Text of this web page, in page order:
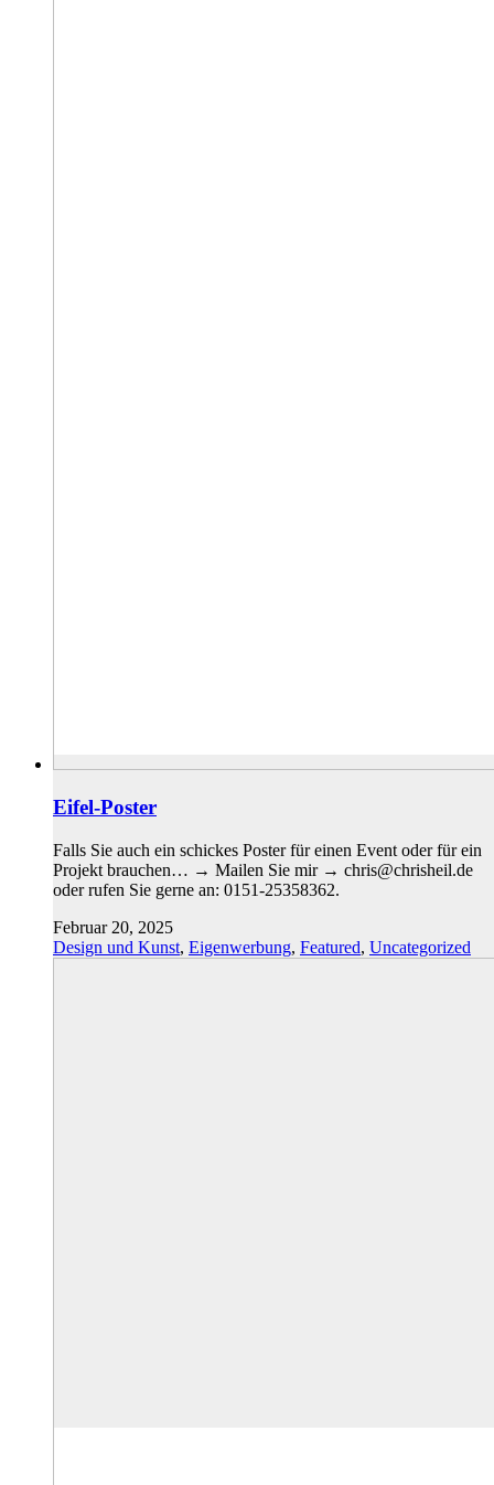
Eifel-Poster
Falls Sie auch ein schickes Poster für einen Event oder für ein
Projekt brauchen… → Mailen Sie mir → chris@chrisheil.de
oder rufen Sie gerne an: 0151-25358362.
Februar 20, 2025
Design und Kunst, Eigenwerbung, Featured, Uncategorized